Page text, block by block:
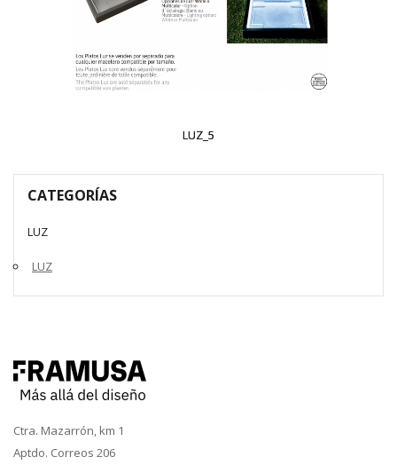
LUZ_5
CATEGORÍAS
LUZ
LUZ
Ctra. Mazarrón, km 1
Aptdo. Correos 206